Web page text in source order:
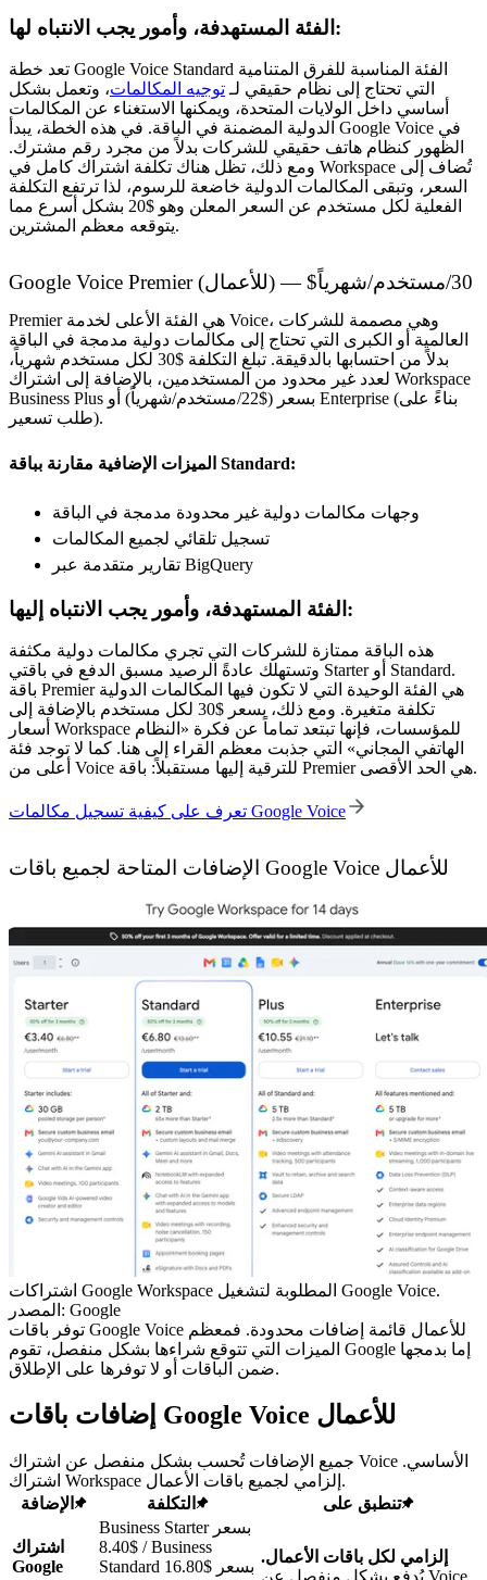
الفئة المستهدفة، وأمور يجب الانتباه لها:
تعد خطة Google Voice Standard الفئة المناسبة للفرق المتنامية
التي تحتاج إلى نظام حقيقي لـ توجيه المكالمات، وتعمل بشكل
أساسي داخل الولايات المتحدة، ويمكنها الاستغناء عن المكالمات
الدولية المضمنة في الباقة. في هذه الخطة، يبدأ Google Voice في
الظهور كنظام هاتف حقيقي للشركات بدلاً من مجرد رقم مشترك.
ومع ذلك، تظل هناك تكلفة اشتراك كامل في Workspace تُضاف إلى
السعر، وتبقى المكالمات الدولية خاضعة للرسوم، لذا ترتفع التكلفة
الفعلية لكل مستخدم عن السعر المعلن وهو $20 بشكل أسرع مما
يتوقعه معظم المشترين.
Google Voice Premier (للأعمال) — $30/مستخدم/شهرياً
Premier هي الفئة الأعلى لخدمة Voice، وهي مصممة للشركات
العالمية أو الكبرى التي تحتاج إلى مكالمات دولية مدمجة في الباقة
بدلاً من احتسابها بالدقيقة. تبلغ التكلفة $30 لكل مستخدم شهرياً،
لعدد غير محدود من المستخدمين، بالإضافة إلى اشتراك Workspace
Business Plus بسعر ($22/مستخدم/شهرياً) أو Enterprise (بناءً على
طلب تسعير).
الميزات الإضافية مقارنة بباقة Standard:
وجهات مكالمات دولية غير محدودة مدمجة في الباقة
تسجيل تلقائي لجميع المكالمات
تقارير متقدمة عبر BigQuery
الفئة المستهدفة، وأمور يجب الانتباه إليها:
هذه الباقة ممتازة للشركات التي تجري مكالمات دولية مكثفة
وتستهلك عادةً الرصيد مسبق الدفع في باقتي Starter أو Standard.
باقة Premier هي الفئة الوحيدة التي لا تكون فيها المكالمات الدولية
تكلفة متغيرة. ومع ذلك، بسعر $30 لكل مستخدم بالإضافة إلى
أسعار Workspace للمؤسسات، فإنها تبتعد تماماً عن فكرة «النظام
الهاتفي المجاني» التي جذبت معظم القراء إلى هنا. كما لا توجد فئة
أعلى من Voice للترقية إليها مستقبلاً: باقة Premier هي الحد الأقصى.
تعرف على كيفية تسجيل مكالمات Google Voice
الإضافات المتاحة لجميع باقات Google Voice للأعمال
اشتراكات Google Workspace المطلوبة لتشغيل Google Voice.
المصدر: Google
توفر باقات Google Voice للأعمال قائمة إضافات محدودة. فمعظم
الميزات التي تتوقع شراءها بشكل منفصل، تقوم Google إما بدمجها
ضمن الباقات أو لا توفرها على الإطلاق.
إضافات باقات Google Voice للأعمال
جميع الإضافات تُحسب بشكل منفصل عن اشتراك Voice الأساسي.
اشتراك Workspace إلزامي لجميع باقات الأعمال.
الإضافة
التكلفة تنطبق على
اشتراك
Google
Business Starter بسعر
$8.40 / Business
Standard بسعر $16.80
إلزامي لكل باقات الأعمال.
يُدفع بشكل منفصل عن Voice.